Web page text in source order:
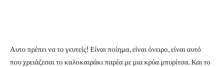
Αυτο πρέπει να το γευτείς! Είναι ποίημα, είναι όνειρο, είναι αυτό
που χρειάζεσαι το καλοκαιράκι παρέα με μια κρύα μπυρίτσα. Και το